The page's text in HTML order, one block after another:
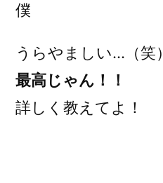
僕
うらやましい…（笑）
最高じゃん！！
詳しく教えてよ！